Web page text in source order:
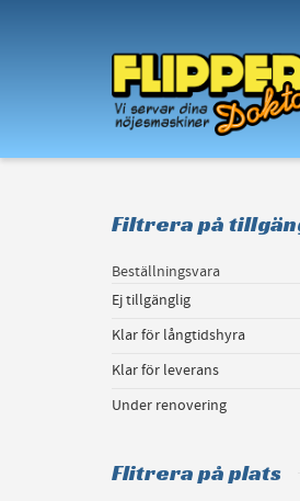
I'm looking for
Filtrera på
Beställningsvara
Ej tillgänglig
Klar för långtidshyra
Klar för leverans
Under renovering
Flitrera på plats